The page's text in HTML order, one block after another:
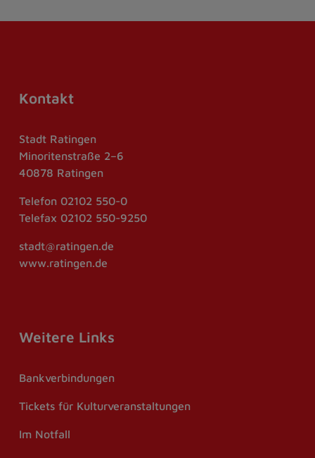
Kontakt
Stadt Ratingen
Minoritenstraße 2–6
40878 Ratingen
Telefon 02102 550-0
Telefax 02102 550-9250
stadt@ratingen.de
www.ratingen.de
Weitere Links
Bankverbindungen
Tickets für Kulturveranstaltungen
Im Notfall